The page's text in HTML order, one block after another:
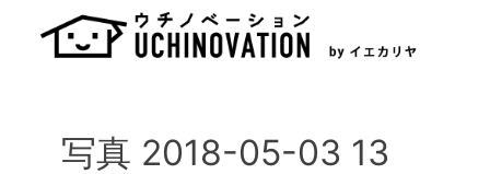
写真 2018-05-03 13